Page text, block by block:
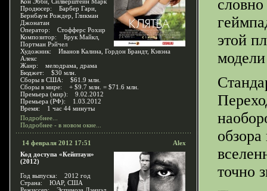
Продюсер: Барбер Гари,
Бернбаум Рождер, Гликман
Джонатан
Оператор: Стофферс Рохир
Композитор: Брук Майкл,
Портман Рэйчел
Художник: Иванов Калина, Гордон Брандт, Кэвэна
Алекс
Жанр: мелодрама, драма
Бюджет: $30 млн.
Сборы в США: $61.9 млн.
Сборы в мире: + $9.7 млн. = $71.6 млн.
Премьера (мир): 9.02.2012
Премьера (РФ): 1.03.2012
Время: 1 час 44 минуты
Подробнее...
Подробнее - в новом окне...
14 февраля 2012 17:51
Alex
Код доступа «Кейптаун»
(2012)
Год выпуска: 2012 год
Страна: ЮАР, США
этой
точно